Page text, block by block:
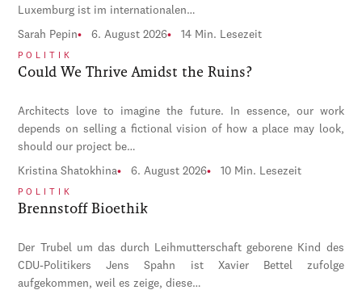
Luxemburg ist im internationalen…
Sarah Pepin 6. August 2026 14 Min. Lesezeit
POLITIK
Could We Thrive Amidst the Ruins?
Architects love to imagine the future. In essence, our work
depends on selling a fictional vision of how a place may look,
should our project be…
Kristina Shatokhina 6. August 2026 10 Min. Lesezeit
POLITIK
Brennstoff Bioethik
Der Trubel um das durch Leihmutterschaft geborene Kind des
CDU-Politikers Jens Spahn ist Xavier Bettel zufolge
aufgekommen, weil es zeige, diese…